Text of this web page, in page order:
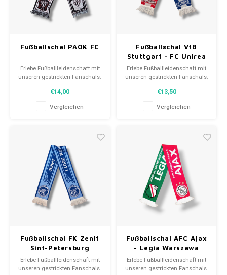
Fußballschal PAOK FC
Erlebe Fußballleidenschaft mit
unseren gestrickten Fanschals.
Spielernamen, jedes erzählt
eine Geschichte. Wähle aus
gebrauchten und neuen Schals
Deine Quelle für einzigartige
Fanschals!
€14,00
Vergleichen
Fußballschal VfB
Stuttgart - FC Unirea
Urziceni
Erlebe Fußballleidenschaft mit
unseren gestrickten Fanschals.
Spielernamen, jedes erzählt
eine Geschichte. Wähle aus
gebrauchten und neuen Schals
Deine Quelle für einzigartige
Fanschals!
€13,50
Vergleichen
Fußballschal FK Zenit
Sint-Petersburg
Erlebe Fußballleidenschaft mit
unseren gestrickten Fanschals.
Fußballschal AFC Ajax
- Legia Warszawa
Erlebe Fußballleidenschaft mit
unseren gestrickten Fanschals.